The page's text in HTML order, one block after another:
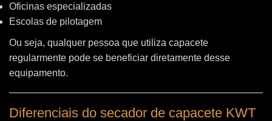
Oficinas especializadas
Escolas de pilotagem
Ou seja, qualquer pessoa que utiliza capacete
regularmente pode se beneficiar diretamente desse
equipamento.
Diferenciais do secador de capacete KWT